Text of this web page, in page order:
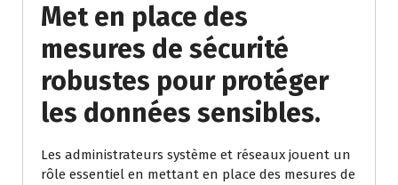
Met en place des
mesures de sécurité
robustes pour protéger
les données sensibles.
Les administrateurs système et réseaux jouent un
rôle essentiel en mettant en place des mesures de